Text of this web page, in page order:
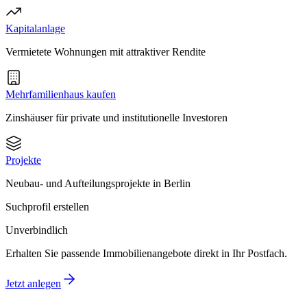
Kapitalanlage
Vermietete Wohnungen mit attraktiver Rendite
Mehrfamilienhaus kaufen
Zinshäuser für private und institutionelle Investoren
Projekte
Neubau- und Aufteilungsprojekte in Berlin
Suchprofil erstellen
Unverbindlich
Erhalten Sie passende Immobilienangebote direkt in Ihr Postfach.
Jetzt anlegen